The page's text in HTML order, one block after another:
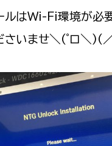
ールはWi-Fi環境が必
いませ＼(゜ロ＼)(／